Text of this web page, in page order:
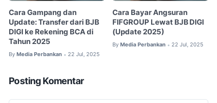
Cara Gampang dan
Update: Transfer dari BJB
DIGI ke Rekening BCA di
Tahun 2025
By Media Perbankan • 22 Jul, 2025
Cara Bayar Angsuran
FIFGROUP Lewat BJB DIGI
(Update 2025)
By Media Perbankan • 22 Jul, 2025
Posting Komentar